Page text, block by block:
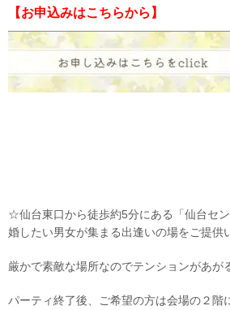
【お申込みはこちらから】
☆仙台東口から徒歩約5分にある「仙台セ
婚したい男女が集まる出逢いの場をご提供
厳かで素敵な場所なのでテンションがあが
パーティ終了後、ご希望の方は会場の２階